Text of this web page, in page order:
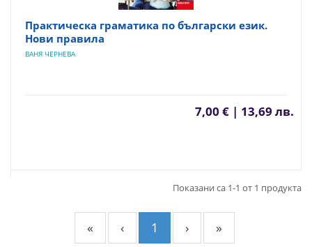
Практическа граматика по български език.
Нови правила
ВАНЯ ЧЕРНЕВА
7,00 € | 13,69 лв.
Показани са 1-1 от 1 продукта
« ‹ 1 › »